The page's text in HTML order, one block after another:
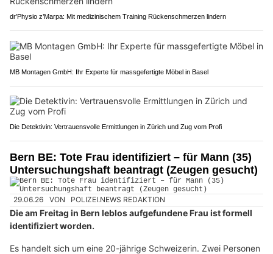
dr’Physio z’Marpa: Mit medizinischem Training Rückenschmerzen lindern
MB Montagen GmbH: Ihr Experte für massgefertigte Möbel in Basel
Die Detektivin: Vertrauensvolle Ermittlungen in Zürich und Zug vom Profi
Bern BE: Tote Frau identifiziert – für Mann (35)
Untersuchungshaft beantragt (Zeugen gesucht)
29.06.26 VON POLIZEI.NEWS REDAKTION
Die am Freitag in Bern leblos aufgefundene Frau ist formell
identifiziert worden.
Es handelt sich um eine 20-jährige Schweizerin. Zwei Personen